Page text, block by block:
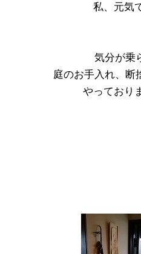
私、元気
気分が乗
庭のお手入れ、断
やっており